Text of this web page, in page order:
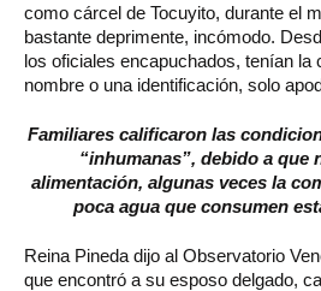
como cárcel de Tocuyito, durante el
bastante deprimente, incómodo.
los oficiales encapuchados, tenían la
nombre o una identificación, solo
Familiares calificaron las
“inhumanas”, debido a que
alimentación, algunas veces la
poca agua que consumen
Reina Pineda dijo al Observatorio
que encontró a su esposo delgado,